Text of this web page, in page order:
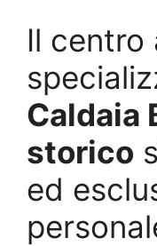
Il centro
Caldaia
storico
ed